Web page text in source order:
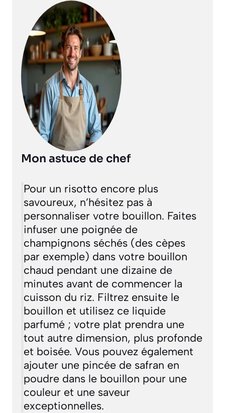
Mon astuce de chef
Pour un risotto encore plus
savoureux, n’hésitez pas à
personnaliser votre bouillon. Faites
infuser une poignée de
champignons séchés (des cèpes
par exemple) dans votre bouillon
chaud pendant une dizaine de
minutes avant de commencer la
cuisson du riz. Filtrez ensuite le
bouillon et utilisez ce liquide
parfumé ; votre plat prendra une
tout autre dimension, plus profonde
et boisée. Vous pouvez également
ajouter une pincée de safran en
poudre dans le bouillon pour une
couleur et une saveur
exceptionnelles.